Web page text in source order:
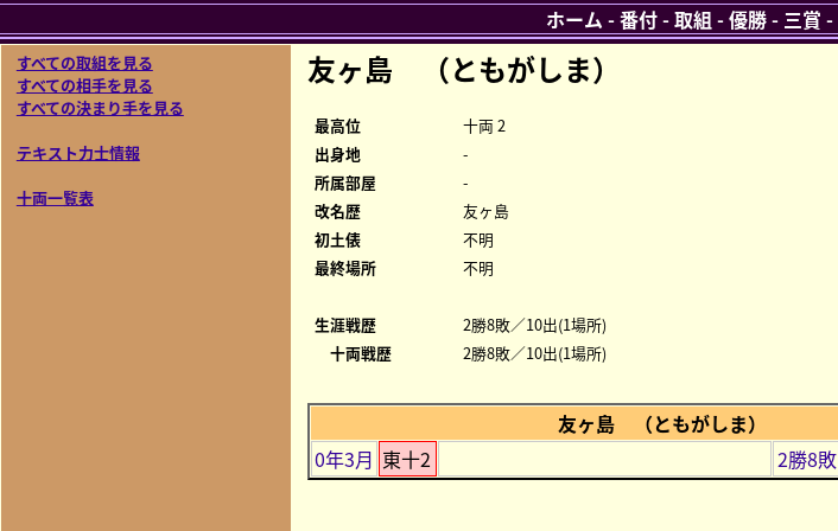
すべての取組を見る
すべての相手を見る
すべての決まり手を見る
テキスト力士情報
十両一覧表
友ヶ島 （ともがしま）
最高位
十両 2
出身地
-
所属部屋
-
改名歴
友ヶ島
初土俵
不明
最終場所
不明
生涯戦歴
2勝8敗／10出(1場所)
十両戦歴
2勝8敗／10出(1場所)
友ヶ島 （ともがしま）
0年3月 東十2 2勝8敗
ホーム -番付-取組 -優勝- 三賞 -